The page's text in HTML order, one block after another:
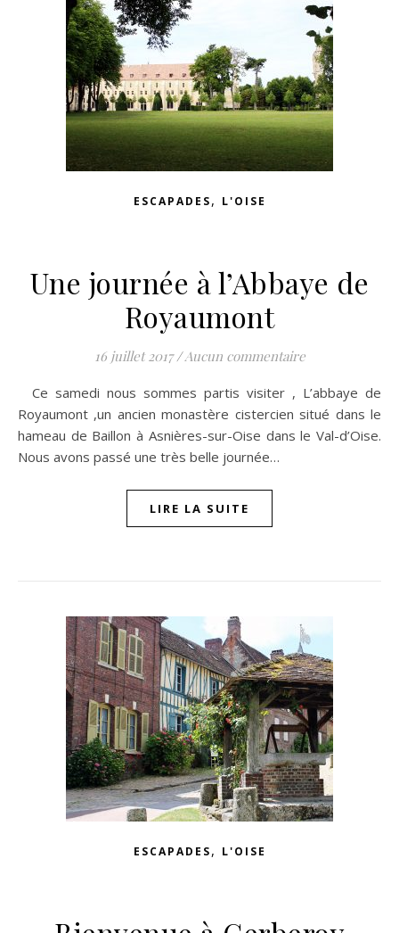
ESCAPADES, L'OISE
Une journée à l’Abbaye de
Royaumont
16 juillet 2017 /Aucun commentaire
Ce samedi nous sommes partis visiter , L’abbaye de
Royaumont ,un ancien monastère cistercien situé dans le
hameau de Baillon à Asnières-sur-Oise dans le Val-d’Oise.
Nous avons passé une très belle journée…
LIRE LA SUITE
ESCAPADES, L'OISE